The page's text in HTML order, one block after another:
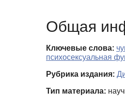
Общая
Ключевые слова:
психосексуальная
Рубрика издания:
Тип материала: